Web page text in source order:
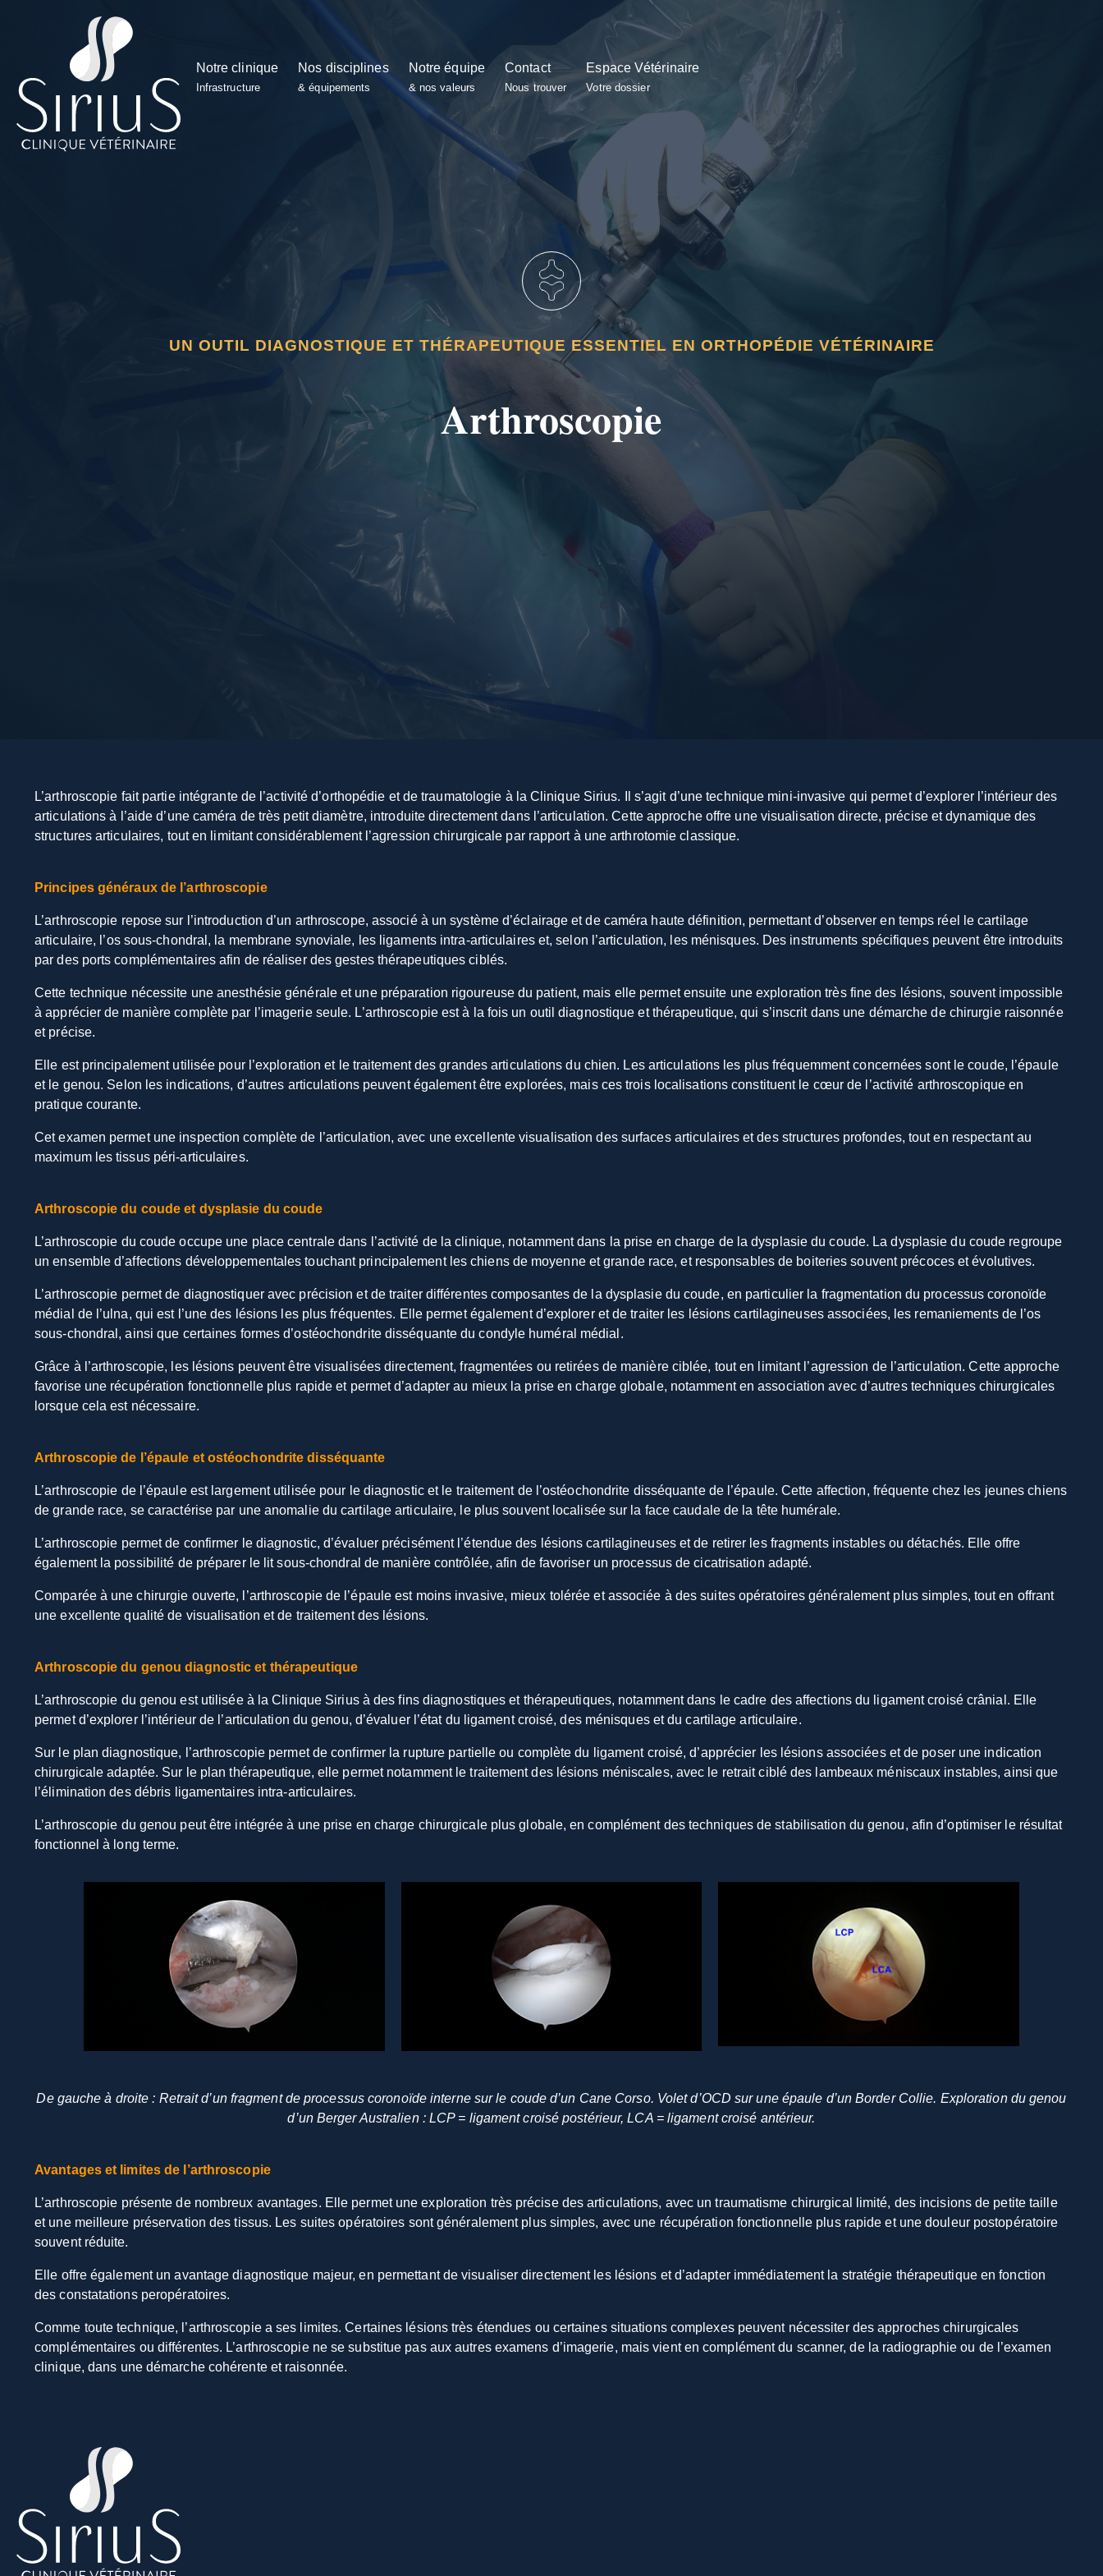
Notre clinique
Infrastructure
Nos disciplines
& équipements
Notre équipe
& nos valeurs
Contact
Nous trouver
Espace Vétérinaire
Votre dossier
UN OUTIL DIAGNOSTIQUE ET THÉRAPEUTIQUE ESSENTIEL EN ORTHOPÉDIE VÉTÉRINAIRE
Arthroscopie
L’arthroscopie fait partie intégrante de l’activité d’orthopédie et de traumatologie à la Clinique Sirius. Il s’agit d’une technique mini-invasive qui permet d’explorer l’intérieur des
articulations à l’aide d’une caméra de très petit diamètre, introduite directement dans l’articulation. Cette approche offre une visualisation directe, précise et dynamique des
structures articulaires, tout en limitant considérablement l’agression chirurgicale par rapport à une arthrotomie classique.
Principes généraux de l’arthroscopie
L’arthroscopie repose sur l’introduction d’un arthroscope, associé à un système d’éclairage et de caméra haute définition, permettant d’observer en temps réel le cartilage
articulaire, l’os sous-chondral, la membrane synoviale, les ligaments intra-articulaires et, selon l’articulation, les ménisques. Des instruments spécifiques peuvent être introduits
par des ports complémentaires afin de réaliser des gestes thérapeutiques ciblés.
Cette technique nécessite une anesthésie générale et une préparation rigoureuse du patient, mais elle permet ensuite une exploration très fine des lésions, souvent impossible
à apprécier de manière complète par l’imagerie seule. L’arthroscopie est à la fois un outil diagnostique et thérapeutique, qui s’inscrit dans une démarche de chirurgie raisonnée
et précise.
Elle est principalement utilisée pour l’exploration et le traitement des grandes articulations du chien. Les articulations les plus fréquemment concernées sont le coude, l’épaule
et le genou. Selon les indications, d’autres articulations peuvent également être explorées, mais ces trois localisations constituent le cœur de l’activité arthroscopique en
pratique courante.
Cet examen permet une inspection complète de l’articulation, avec une excellente visualisation des surfaces articulaires et des structures profondes, tout en respectant au
maximum les tissus péri-articulaires.
Arthroscopie du coude et dysplasie du coude
L’arthroscopie du coude occupe une place centrale dans l’activité de la clinique, notamment dans la prise en charge de la dysplasie du coude. La dysplasie du coude regroupe
un ensemble d’affections développementales touchant principalement les chiens de moyenne et grande race, et responsables de boiteries souvent précoces et évolutives.
L’arthroscopie permet de diagnostiquer avec précision et de traiter différentes composantes de la dysplasie du coude, en particulier la fragmentation du processus coronoïde
médial de l’ulna, qui est l’une des lésions les plus fréquentes. Elle permet également d’explorer et de traiter les lésions cartilagineuses associées, les remaniements de l’os
sous-chondral, ainsi que certaines formes d’ostéochondrite disséquante du condyle huméral médial.
Grâce à l’arthroscopie, les lésions peuvent être visualisées directement, fragmentées ou retirées de manière ciblée, tout en limitant l’agression de l’articulation. Cette approche
favorise une récupération fonctionnelle plus rapide et permet d’adapter au mieux la prise en charge globale, notamment en association avec d’autres techniques chirurgicales
lorsque cela est nécessaire.
Arthroscopie de l’épaule et ostéochondrite disséquante
L’arthroscopie de l’épaule est largement utilisée pour le diagnostic et le traitement de l’ostéochondrite disséquante de l’épaule. Cette affection, fréquente chez les jeunes chiens
de grande race, se caractérise par une anomalie du cartilage articulaire, le plus souvent localisée sur la face caudale de la tête humérale.
L’arthroscopie permet de confirmer le diagnostic, d’évaluer précisément l’étendue des lésions cartilagineuses et de retirer les fragments instables ou détachés. Elle offre
également la possibilité de préparer le lit sous-chondral de manière contrôlée, afin de favoriser un processus de cicatrisation adapté.
Comparée à une chirurgie ouverte, l’arthroscopie de l’épaule est moins invasive, mieux tolérée et associée à des suites opératoires généralement plus simples, tout en offrant
une excellente qualité de visualisation et de traitement des lésions.
Arthroscopie du genou diagnostic et thérapeutique
L’arthroscopie du genou est utilisée à la Clinique Sirius à des fins diagnostiques et thérapeutiques, notamment dans le cadre des affections du ligament croisé crânial. Elle
permet d’explorer l’intérieur de l’articulation du genou, d’évaluer l’état du ligament croisé, des ménisques et du cartilage articulaire.
Sur le plan diagnostique, l’arthroscopie permet de confirmer la rupture partielle ou complète du ligament croisé, d’apprécier les lésions associées et de poser une indication
chirurgicale adaptée. Sur le plan thérapeutique, elle permet notamment le traitement des lésions méniscales, avec le retrait ciblé des lambeaux méniscaux instables, ainsi que
l’élimination des débris ligamentaires intra-articulaires.
L’arthroscopie du genou peut être intégrée à une prise en charge chirurgicale plus globale, en complément des techniques de stabilisation du genou, afin d’optimiser le résultat
fonctionnel à long terme.
De gauche à droite : Retrait d’un fragment de processus coronoïde interne sur le coude d’un Cane Corso. Volet d’OCD sur une épaule d’un Border Collie. Exploration du genou
d’un Berger Australien : LCP = ligament croisé postérieur, LCA = ligament croisé antérieur.
Avantages et limites de l’arthroscopie
L’arthroscopie présente de nombreux avantages. Elle permet une exploration très précise des articulations, avec un traumatisme chirurgical limité, des incisions de petite taille
et une meilleure préservation des tissus. Les suites opératoires sont généralement plus simples, avec une récupération fonctionnelle plus rapide et une douleur postopératoire
souvent réduite.
Elle offre également un avantage diagnostique majeur, en permettant de visualiser directement les lésions et d’adapter immédiatement la stratégie thérapeutique en fonction
des constatations peropératoires.
Comme toute technique, l’arthroscopie a ses limites. Certaines lésions très étendues ou certaines situations complexes peuvent nécessiter des approches chirurgicales
complémentaires ou différentes. L’arthroscopie ne se substitue pas aux autres examens d’imagerie, mais vient en complément du scanner, de la radiographie ou de l’examen
clinique, dans une démarche cohérente et raisonnée.